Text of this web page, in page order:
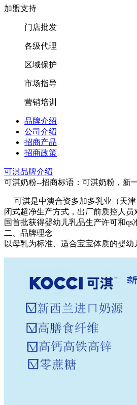
加盟支持
门店批发
各级代理
区域保护
市场指导
营销培训
品牌介绍
公司介绍
招商产品
招商政策
可淇品牌介绍
可淇奶粉--招商标语： 可淇奶粉，新
可淇是中澳合资多加多乳业（天津
闭式超净生产方式，出厂前质控人
国首批获得婴幼儿乳品生产许可和qs
二、品牌理念
以母乳为标准、适合宝宝体质的婴